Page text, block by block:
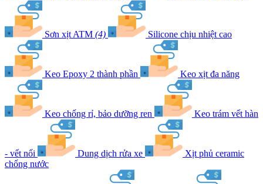
Sơn xịt ATM (4) Silicone chịu nhiệt cao
Keo Epoxy 2 thành phần Keo xịt đa năng
Keo chống rỉ, bảo dưỡng ren Keo trám vết hàn
- vết nối Dung dịch rửa xe
Xịt phủ ceramic
chống nước